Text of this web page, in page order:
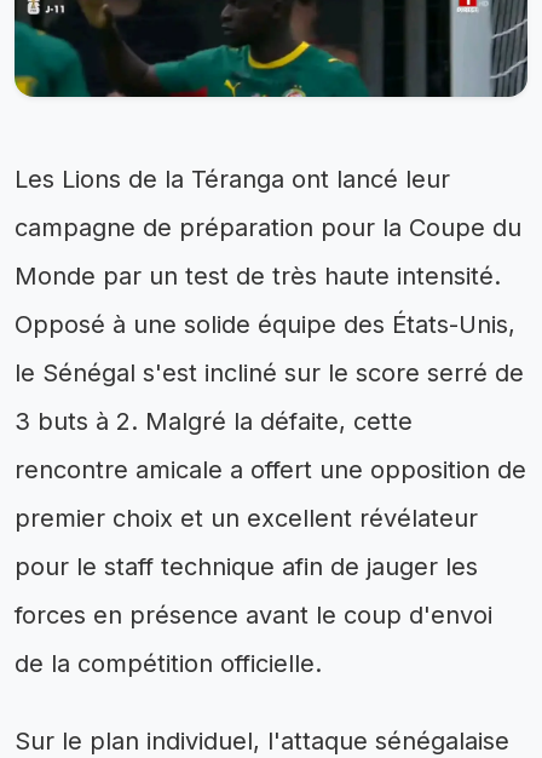
Les Lions de la Téranga ont lancé leur
campagne de préparation pour la Coupe du
Monde par un test de très haute intensité.
Opposé à une solide équipe des États-Unis,
le Sénégal s'est incliné sur le score serré de
3 buts à 2. Malgré la défaite, cette
rencontre amicale a offert une opposition de
premier choix et un excellent révélateur
pour le staff technique afin de jauger les
forces en présence avant le coup d'envoi
de la compétition officielle.
Sur le plan individuel, l'attaque sénégalaise